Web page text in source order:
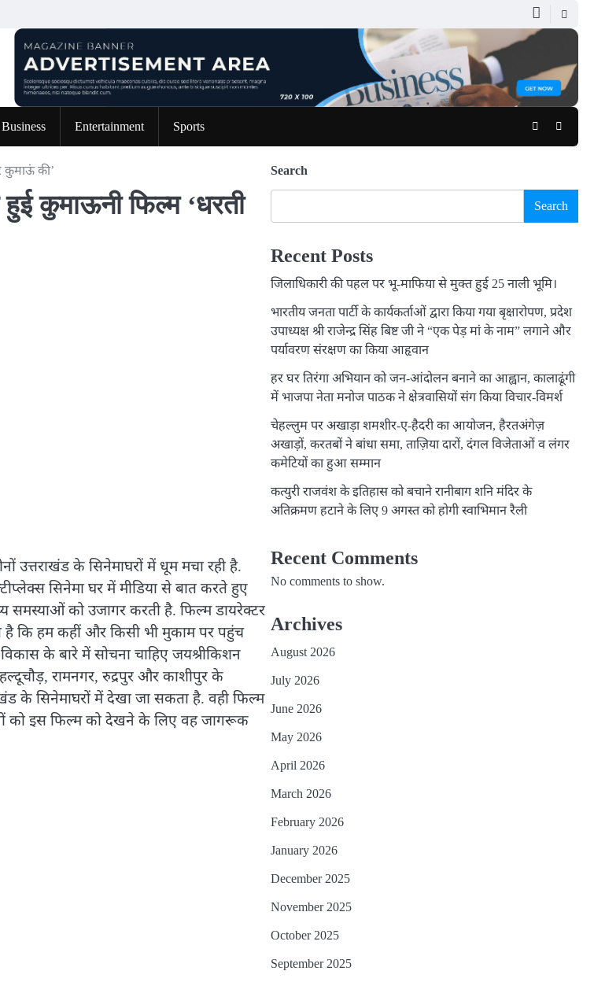
Business Entertainment Sports Facebook
कुमाऊं की’
हुई कुमाऊनी फिल्म ‘धरती
उत्तराखंड के सिनेमाघरों में धूम मचा रही है.
सिनेमा घर में मीडिया से बात करते हुए
समस्याओं को उजागर करती है. फिल्म डायरेक्टर
है कि हम कहीं और किसी भी मुकाम पर पहुंच
के बारे में सोचना चाहिए जयश्रीकिशन
रामनगर, रुद्रपुर और काशीपुर के
के सिनेमाघरों में देखा जा सकता है. वही फिल्म
को इस फिल्म को देखने के लिए वह जागरूक
Search
Search
Recent Posts
जिलाधिकारी की पहल पर भू-माफिया से मुक्त हुई 25 नाली भूमि।
भारतीय जनता पार्टी के कार्यकर्ताओं द्वारा किया गया बृक्षारोपण, प्रदेश
उपाध्यक्ष श्री राजेन्द्र सिंह बिष्ट जी ने “एक पेड़ मां के नाम” लगाने और
पर्यावरण संरक्षण का किया आहृवान
हर घर तिरंगा अभियान को जन-आंदोलन बनाने का आह्वान, कालाढूंगी
में भाजपा नेता मनोज पाठक ने क्षेत्रवासियों संग किया विचार-विमर्श
चेहल्लुम पर अखाड़ा शमशीर-ए-हैदरी का आयोजन, हैरतअंगेज़
अखाड़ों, करतबों ने बांधा समा, ताज़िया दारों, दंगल विजेताओं व लंगर
कमेटियों का हुआ सम्मान
कत्युरी राजवंश के इतिहास को बचाने रानीबाग शनि मंदिर के
अतिक्रमण हटाने के लिए 9 अगस्त को होगी स्वाभिमान रैली
Recent Comments
No comments to show.
Archives
August 2026
July 2026
June 2026
May 2026
April 2026
March 2026
February 2026
January 2026
December 2025
November 2025
October 2025
September 2025